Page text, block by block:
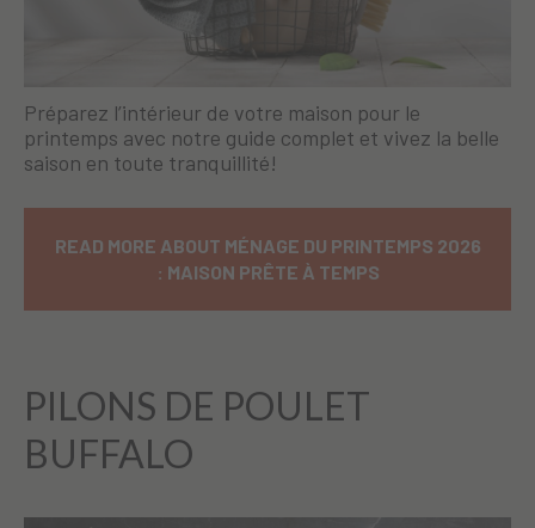
Préparez l’intérieur de votre maison pour le
printemps avec notre guide complet et vivez la belle
saison en toute tranquillité!
READ MORE ABOUT MÉNAGE DU PRINTEMPS 2026
: MAISON PRÊTE À TEMPS
PILONS DE POULET
BUFFALO